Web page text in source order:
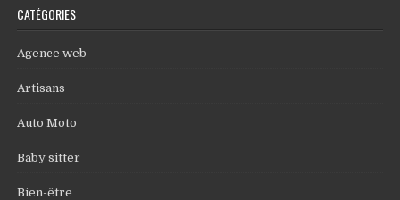
CATÉGORIES
Agence web
Artisans
Auto Moto
Baby sitter
Bien-être